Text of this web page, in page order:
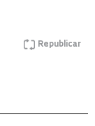
Republicar